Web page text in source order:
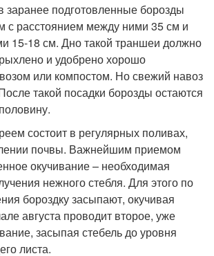
заранее подготовленные борозды
с расстоянием между ними 35 см и
15-18 см. Дно такой траншеи должно
и удобрено хорошо
или компостом. Но свежий навоз
такой посадки борозды остаются
состоит в регулярных поливах,
почвы. Важнейшим приемом
окучивание – необходимая
нежного стебля. Для этого по
бороздку засыпают, окучивая
августа проводит второе, уже
засыпая стебель до уровня
листа.